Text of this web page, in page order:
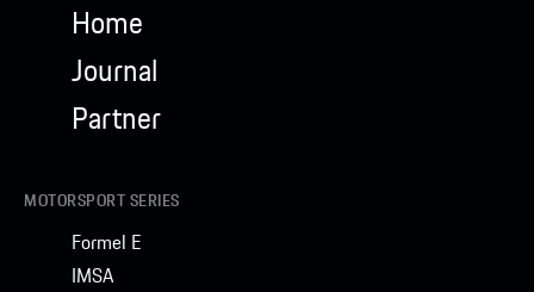
Home
Journal
Partner
MOTORSPORT SERIES
Formel E
IMSA